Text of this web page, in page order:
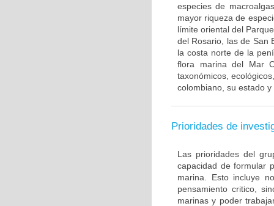
especies de
mayor riqueza de
límite oriental del
del Rosario, las de San
la costa norte de la
flora marina del Mar
taxonómicos,
colombiano, su estado
Prioridades de
Las prioridades del
capacidad de formular
marina. Esto incluye
pensamiento critico,
marinas y poder